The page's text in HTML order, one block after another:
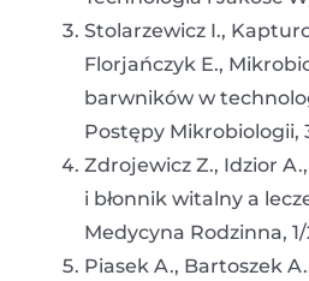
Stolarzewicz I.,
Florjańczyk E.,
barwników w
Postępy Mikrobiologii,
Zdrojewicz Z., Idzior
i błonnik witalny a
Medycyna Rodzinna, 1/
Piasek A., Bartoszek